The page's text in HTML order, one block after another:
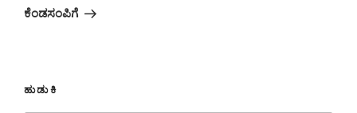
Post
ಕೆಂಡಸಂಪಿಗೆ
ಹುಡುಕಿ